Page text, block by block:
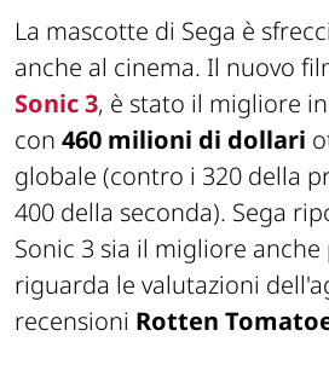
La mascotte di Sega è
anche al cinema. Il nuovo
Sonic 3, è stato il migliore
con 460 milioni di dollari
globale (contro i 320 della
400 della seconda). Sega
Sonic 3 sia il migliore
riguarda le valutazioni
recensioni Rotten